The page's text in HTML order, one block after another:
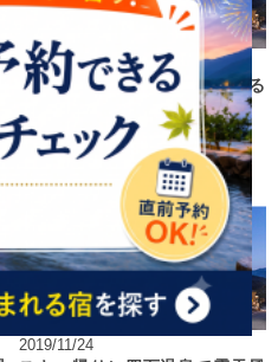
2023/12/25
四万温泉で雪見風呂が楽しめる
温泉宿のおすすめは？
2019/11/24